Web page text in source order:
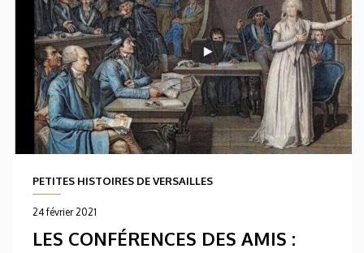
PETITES HISTOIRES DE VERSAILLES
24 février 2021
LES CONFÉRENCES DES AMIS :